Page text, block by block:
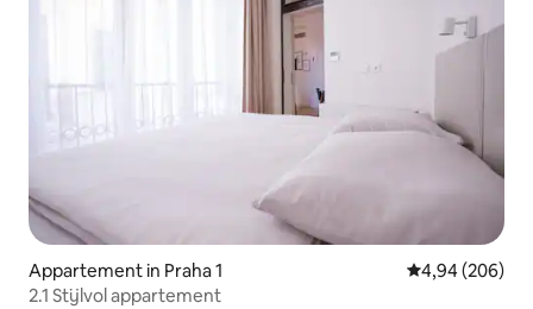
Appartement in Praha 1 Gemiddelde
4,94 (206)
2.1 Stijlvol appartement